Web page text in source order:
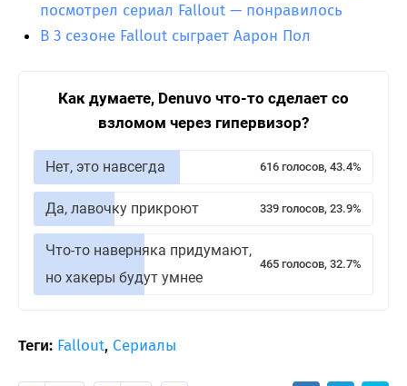
посмотрел сериал Fallout — понравилось
В 3 сезоне Fallout сыграет Аарон Пол
Как думаете, Denuvo что-то сделает со
взломом через гипервизор?
Нет, это навсегда 616 голосов, 43.4%
Да, лавочку прикроют 339 голосов, 23.9%
Что-то наверняка придумают,
но хакеры будут умнее
465 голосов, 32.7%
Теги: Fallout, Сериалы